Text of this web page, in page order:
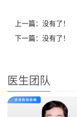
上一篇：没有了！
下一篇：没有了！
医生团队